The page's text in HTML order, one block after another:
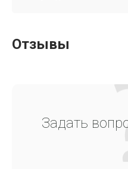
Отзывы
Задать